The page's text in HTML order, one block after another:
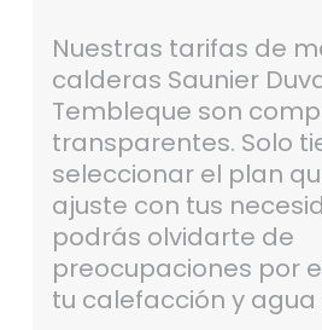
Nuestras tarifas de
calderas Saunier
Tembleque son
transparentes. Solo
seleccionar el plan
ajuste con tus
podrás olvidarte de
preocupaciones por
tu calefacción y agua